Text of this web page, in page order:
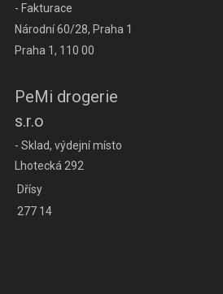
- Fakturace
Národní 60/28, Praha 1
Praha 1, 110 00
PeMi drogerie
s.r.o
- Sklad, výdejní místo
Lhotecká 292
Dřísy
277 14